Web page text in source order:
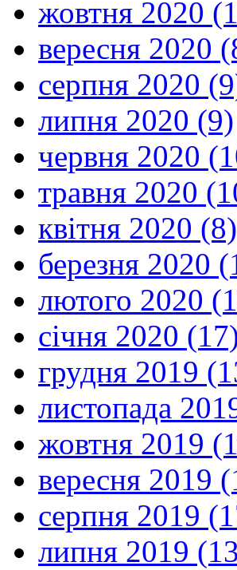
жовтня 2020
вересня 2020
серпня 2020
липня 2020 (9)
червня 2020
травня 2020
квітня 2020 (8)
березня 2020
лютого 2020
січня 2020
грудня 2019
листопада
жовтня 2019
вересня 2019
серпня 2019
липня 2019